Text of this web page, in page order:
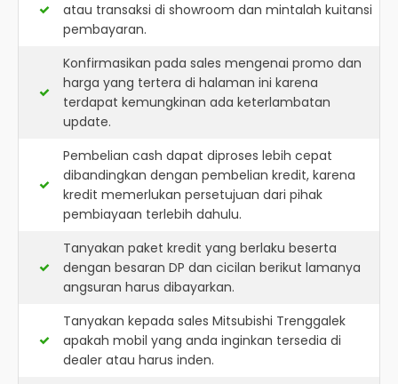
atau transaksi di showroom dan mintalah kuitansi
pembayaran.
Konfirmasikan pada sales mengenai promo dan
harga yang tertera di halaman ini karena
terdapat kemungkinan ada keterlambatan
update.
Pembelian cash dapat diproses lebih cepat
dibandingkan dengan pembelian kredit, karena
kredit memerlukan persetujuan dari pihak
pembiayaan terlebih dahulu.
Tanyakan paket kredit yang berlaku beserta
dengan besaran DP dan cicilan berikut lamanya
angsuran harus dibayarkan.
Tanyakan kepada sales Mitsubishi Trenggalek
apakah mobil yang anda inginkan tersedia di
dealer atau harus inden.